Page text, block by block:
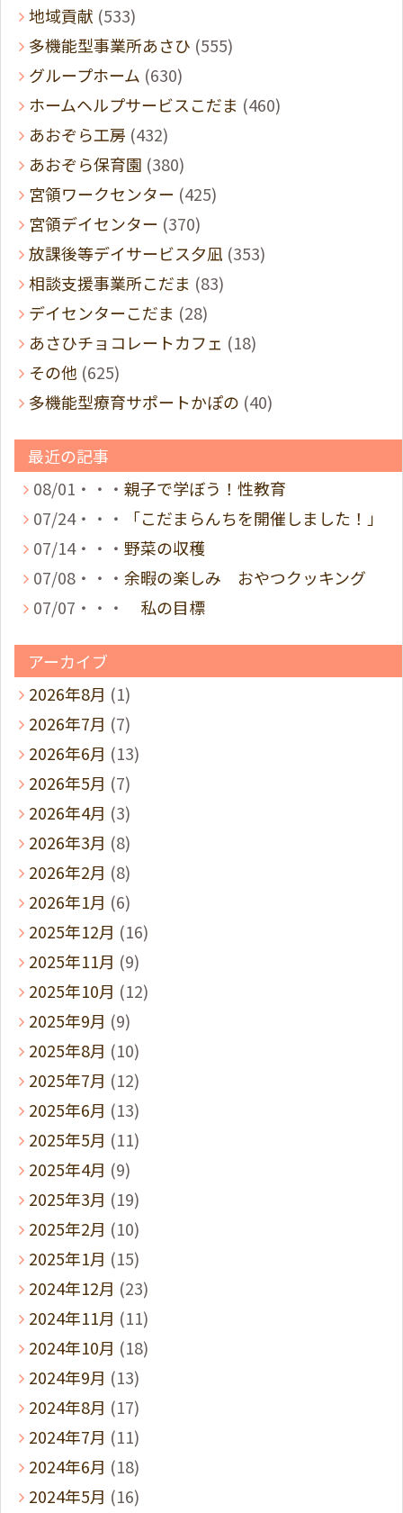
地域貢献 (533)
多機能型事業所あさひ (555)
グループホーム (630)
ホームヘルプサービスこだま (460)
あおぞら工房 (432)
あおぞら保育園 (380)
宮領ワークセンター (425)
宮領デイセンター (370)
放課後等デイサービス夕凪 (353)
相談支援事業所こだま (83)
デイセンターこだま (28)
あさひチョコレートカフェ (18)
その他 (625)
多機能型療育サポートかぽの (40)
最近の記事
08/01・・・ 親子で学ぼう！性教育
07/24・・・
「こだまらんちを開催しました！」
07/14・・・ 野菜の収穫
07/08・・・ 余暇の楽しみ おやつクッキング
07/07・・・
私の目標
アーカイブ
2026年8月 (1)
2026年7月 (7)
2026年6月 (13)
2026年5月 (7)
2026年4月 (3)
2026年3月 (8)
2026年2月 (8)
2026年1月 (6)
2025年12月 (16)
2025年11月 (9)
2025年10月 (12)
2025年9月 (9)
2025年8月 (10)
2025年7月 (12)
2025年6月 (13)
2025年5月 (11)
2025年4月 (9)
2025年3月 (19)
2025年2月 (10)
2025年1月 (15)
2024年12月 (23)
2024年11月 (11)
2024年10月 (18)
2024年9月 (13)
2024年8月 (17)
2024年7月 (11)
2024年6月 (18)
2024年5月 (16)